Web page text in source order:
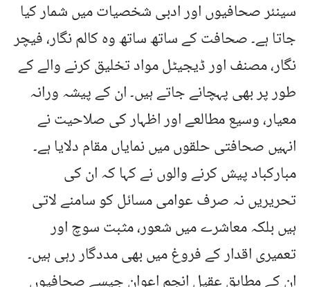
سینئر صحافیوں اور ادبی شخصیات میں شمار کیا
جاتا ہے۔ صحافت کے ساتھ ساتھ وہ کالم نگار، فیچر
نگار، مصنف اور ڈیجیٹل مواد تخلیق کرنے والے کے
طور پر بھی پہچانے جاتے ہیں۔ ان کے پیشہ ورانہ
معیار، وسیع مطالعے اور اظہار کی صلاحیت نے
انہیں صحافتی حلقوں میں نمایاں مقام دلایا ہے۔
مبارکباد پیش کرنے والوں نے کہا کہ ان کی
تحریریں نہ صرف عوامی مسائل کو سامنے لاتی
ہیں بلکہ معاشرے میں شعور، مثبت سوچ اور
تعمیری اقدار کے فروغ میں بھی مددگار رہی ہیں۔